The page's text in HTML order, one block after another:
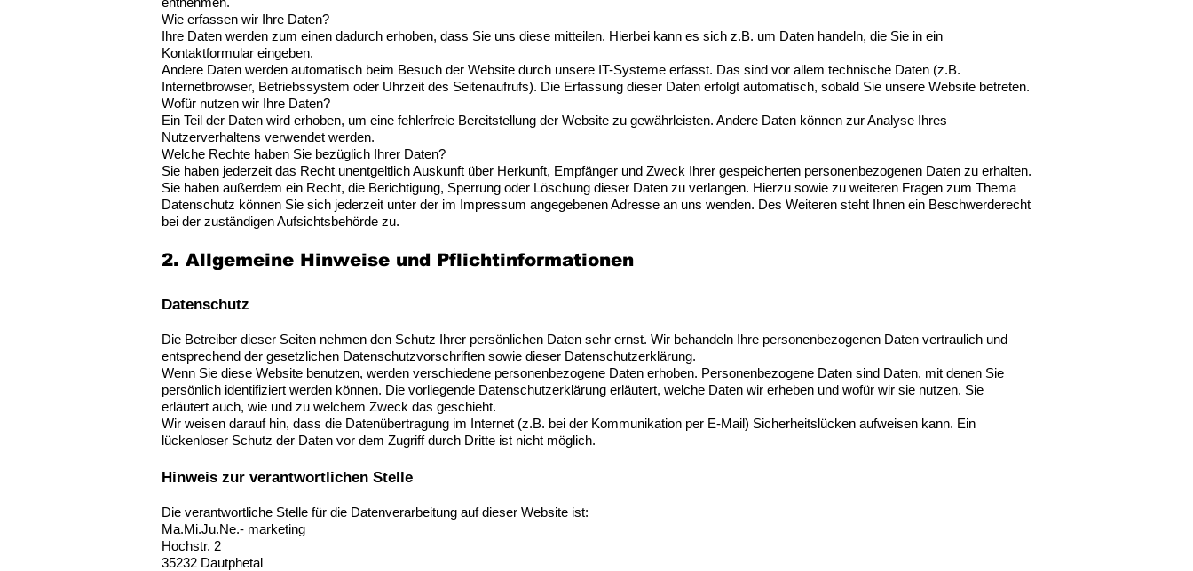
Wie erfassen wir Ihre Daten?
Ihre Daten werden zum einen dadurch erhoben, dass Sie uns diese mitteilen. Hierbei kann es sich z.B. um Daten handeln, die Sie in ein
Kontaktformular eingeben.
Andere Daten werden automatisch beim Besuch der Website durch unsere IT-Systeme erfasst. Das sind vor allem technische Daten (z.B.
Internetbrowser, Betriebssystem oder Uhrzeit des Seitenaufrufs). Die Erfassung dieser Daten erfolgt automatisch, sobald Sie unsere Website betreten.
Wofür nutzen wir Ihre Daten?
Ein Teil der Daten wird erhoben, um eine fehlerfreie Bereitstellung der Website zu gewährleisten. Andere Daten können zur Analyse Ihres
Nutzerverhaltens verwendet werden.
Welche Rechte haben Sie bezüglich Ihrer Daten?
Sie haben jederzeit das Recht unentgeltlich Auskunft über Herkunft, Empfänger und Zweck Ihrer gespeicherten personenbezogenen Daten zu erhalten.
Sie haben außerdem ein Recht, die Berichtigung, Sperrung oder Löschung dieser Daten zu verlangen. Hierzu sowie zu weiteren Fragen zum Thema
Datenschutz können Sie sich jederzeit unter der im Impressum angegebenen Adresse an uns wenden. Des Weiteren steht Ihnen ein Beschwerderecht
bei der zuständigen Aufsichtsbehörde zu.
2. Allgemeine Hinweise und Pflichtinformationen
Datenschutz
Die Betreiber dieser Seiten nehmen den Schutz Ihrer persönlichen Daten sehr ernst. Wir behandeln Ihre personenbezogenen Daten vertraulich und
entsprechend der gesetzlichen Datenschutzvorschriften sowie dieser Datenschutzerklärung.
Wenn Sie diese Website benutzen, werden verschiedene personenbezogene Daten erhoben. Personenbezogene Daten sind Daten, mit denen Sie
persönlich identifiziert werden können. Die vorliegende Datenschutzerklärung erläutert, welche Daten wir erheben und wofür wir sie nutzen. Sie
erläutert auch, wie und zu welchem Zweck das geschieht.
Wir weisen darauf hin, dass die Datenübertragung im Internet (z.B. bei der Kommunikation per E-Mail) Sicherheitslücken aufweisen kann. Ein
lückenloser Schutz der Daten vor dem Zugriff durch Dritte ist nicht möglich.
Hinweis zur verantwortlichen Stelle
Die verantwortliche Stelle für die Datenverarbeitung auf dieser Website ist:
Ma.Mi.Ju.Ne.- marketing
Hochstr. 2
35232 Dautphetal